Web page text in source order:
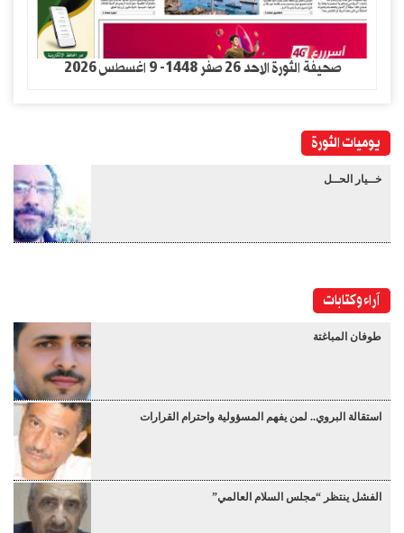
صحيفة الثورة الاحد 26 صفر 1448- 9 اغسطس 2026
يوميات الثورة
خــيار الحــل
آراء وكتابات
طوفان المباغتة
استقالة البروي.. لمن يفهم المسؤولية واحترام القرارات
الفشل ينتظر “مجلس السلام العالمي”